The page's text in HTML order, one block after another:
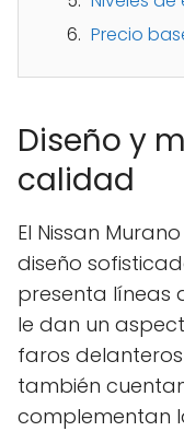
Precio
Diseño y
calidad
El Nissan
diseño
presenta líneas
le dan un
faros delanteros
también
complementan